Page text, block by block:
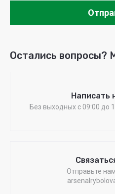
Остались вопросы?
Написать
Без выходных c 09:00 до
Отправьте